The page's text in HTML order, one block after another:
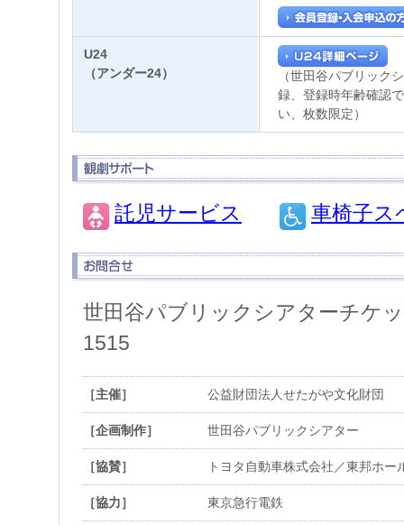
U24
（アンダー24）
（世田谷パブリック
録、登録時年齢確認
い、枚数限定）
託児サービス 車椅子ス
世田谷パブリックシアターチケ
1515
［主催］ 公益財団法人せたがや文化財団
［企画制作］ 世田谷パブリックシアター
［協賛］ トヨタ自動車株式会社／東邦ホー
［協力］ 東京急行電鉄